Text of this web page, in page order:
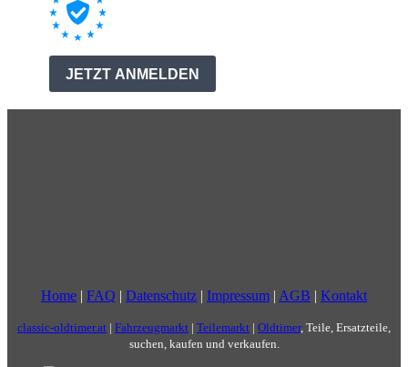
Home | FAQ | Datenschutz | Impressum | AGB | Kontakt
classic-oldtimer.at | Fahrzeugmarkt | Teilemarkt | Oldtimer, Teile, Ersatzteile,
suchen, kaufen und verkaufen.